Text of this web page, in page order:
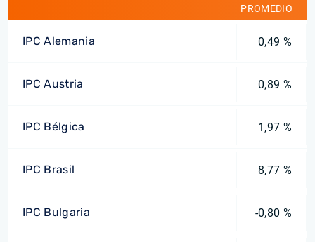
PROMEDIO
IPC Alemania 0,49 %
IPC Austria 0,89 %
IPC Bélgica 1,97 %
IPC Brasil 8,77 %
IPC Bulgaria -0,80 %